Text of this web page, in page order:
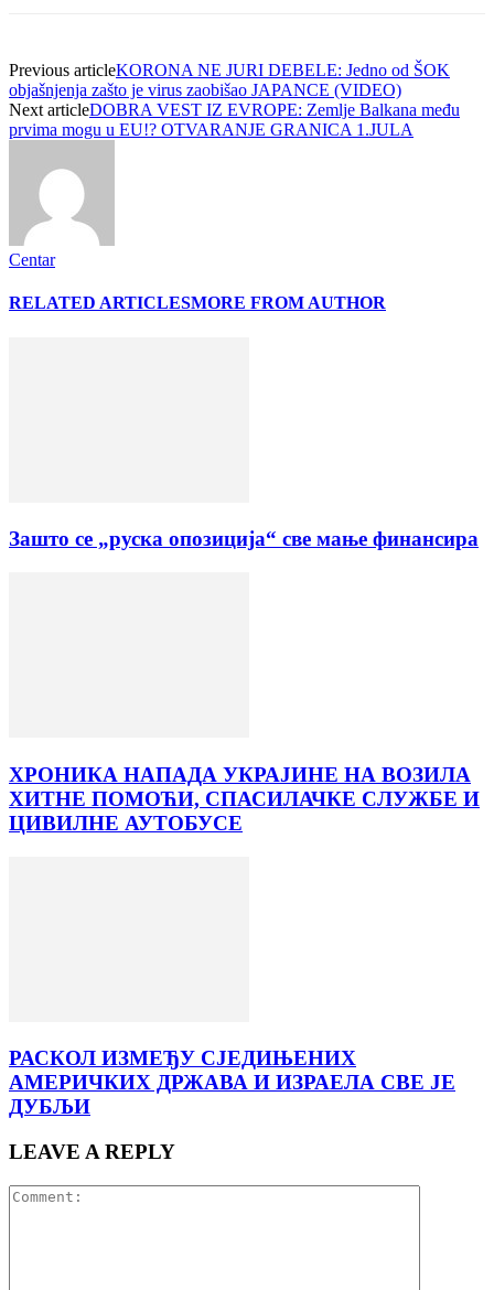
Previous articleKORONA NE JURI DEBELE: Jedno od ŠOK
objašnjenja zašto je virus zaobišao JAPANCE (VIDEO)
Next articleDOBRA VEST IZ EVROPE: Zemlje Balkana među
prvima mogu u EU!? OTVARANJE GRANICA 1.JULA
Centar
RELATED ARTICLESMORE FROM AUTHOR
Зашто се „руска опозиција“ све мање финансира
ХРОНИКА НАПАДА УКРАЈИНЕ НА ВОЗИЛА
ХИТНЕ ПОМОЋИ, СПАСИЛАЧКЕ СЛУЖБЕ И
ЦИВИЛНЕ АУТОБУСЕ
РАСКОЛ ИЗМЕЂУ СЈЕДИЊЕНИХ
АМЕРИЧКИХ ДРЖАВА И ИЗРАЕЛА СВЕ ЈЕ
ДУБЉИ
LEAVE A REPLY